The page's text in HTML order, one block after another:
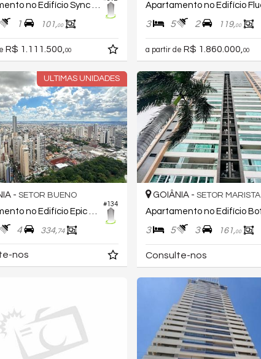
1 101,00
R$ 1.111.500, 00
3 5 2 119,00
a partir de R$ 1.860.000, 00
ULTIMAS UNIDADES
#134
- SETOR BUENO
4 334,74
nos
GOIÂNIA - SETOR MARISTA
3 5 3 161,00
Consulte-nos